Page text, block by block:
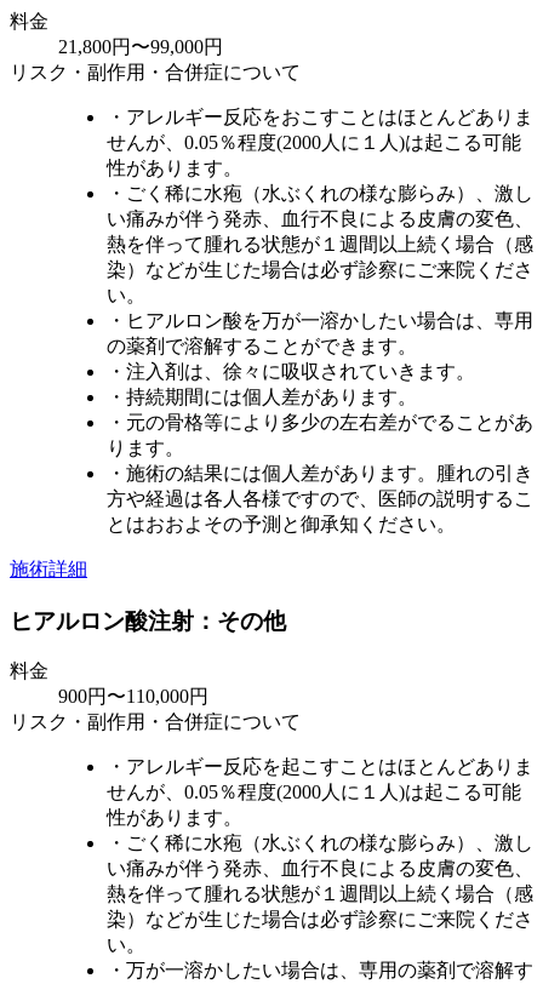
料金
21,800円〜99,000円
リスク・副作用・合併症について
・アレルギー反応をおこすことはほとんどありま
せんが、0.05％程度(2000人に１人)は起こる可能
性があります。
・ごく稀に水疱（水ぶくれの様な膨らみ）、激し
い痛みが伴う発赤、血行不良による皮膚の変色、
熱を伴って腫れる状態が１週間以上続く場合（感
染）などが生じた場合は必ず診察にご来院くださ
い。
・ヒアルロン酸を万が一溶かしたい場合は、専用
の薬剤で溶解することができます。
・注入剤は、徐々に吸収されていきます。
・持続期間には個人差があります。
・元の骨格等により多少の左右差がでることがあ
ります。
・施術の結果には個人差があります。腫れの引き
方や経過は各人各様ですので、医師の説明するこ
とはおおよその予測と御承知ください。
施術詳細
ヒアルロン酸注射：その他
料金
900円〜110,000円
リスク・副作用・合併症について
・アレルギー反応を起こすことはほとんどありま
せんが、0.05％程度(2000人に１人)は起こる可能
性があります。
・ごく稀に水疱（水ぶくれの様な膨らみ）、激し
い痛みが伴う発赤、血行不良による皮膚の変色、
熱を伴って腫れる状態が１週間以上続く場合（感
染）などが生じた場合は必ず診察にご来院くださ
い。
・万が一溶かしたい場合は、専用の薬剤で溶解す